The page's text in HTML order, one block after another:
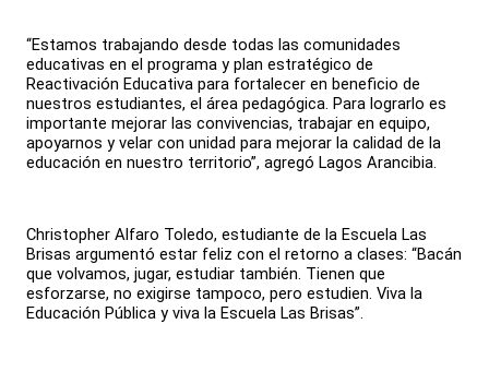
“Estamos trabajando desde todas las comunidades
educativas en el programa y plan estratégico de
Reactivación Educativa para fortalecer en beneficio de
nuestros estudiantes, el área pedagógica. Para lograrlo es
importante mejorar las convivencias, trabajar en equipo,
apoyarnos y velar con unidad para mejorar la calidad de la
educación en nuestro territorio”, agregó Lagos Arancibia.
Christopher Alfaro Toledo, estudiante de la Escuela Las
Brisas argumentó estar feliz con el retorno a clases: “Bacán
que volvamos, jugar, estudiar también. Tienen que
esforzarse, no exigirse tampoco, pero estudien. Viva la
Educación Pública y viva la Escuela Las Brisas”.